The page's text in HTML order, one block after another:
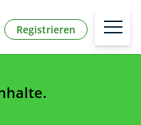
Registrieren